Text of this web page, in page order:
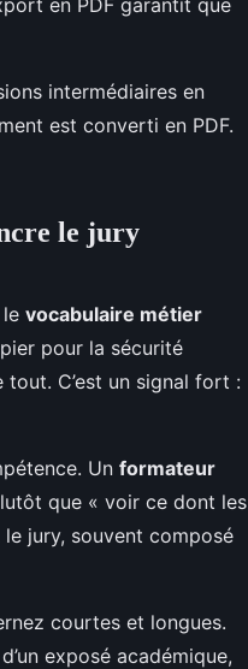
intermédiaires en
est converti en PDF.
le jury
vocabulaire métier
pour la sécurité
C’est un signal fort :
Un formateur
que « voir ce dont les
jury, souvent composé
courtes et longues.
exposé académique,